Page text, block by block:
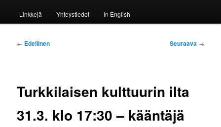
Linkkejä Yhteystiedot In English
Artikkelien
← Edellinen Seuraava →
Turkkilaisen kulttuurin ilta
31.3. klo 17:30 – kääntäjä